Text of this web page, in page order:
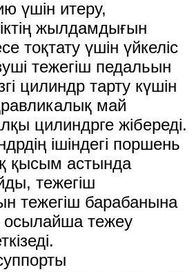
үшін итеру,
жылдамдығын
тоқтату үшін үйкеліс
тежегіш педальын
цилиндр тарту күшін
май
цилиндрге жібереді.
ішіндегі поршень
қысым астында
тежегіш
тежегіш барабанына
осылайша тежеу